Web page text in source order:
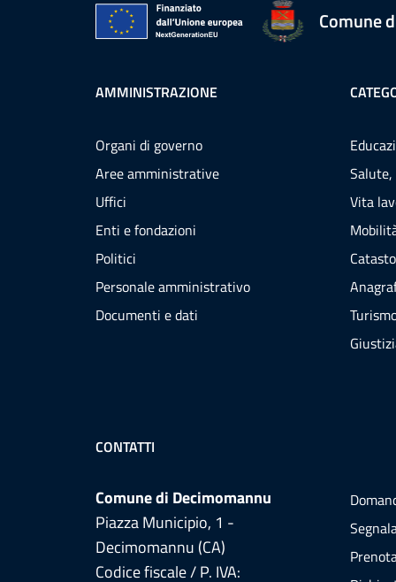
Comune
AMMINISTRAZIONE
Organi di governo
Aree amministrative
Uffici
Enti e fondazioni
Politici
Personale amministrativo
Documenti e dati
Salute,
Vita
CONTATTI
Comune di Decimomannu
Piazza Municipio, 1 -
Decimomannu (CA)
Codice fiscale / P. IVA: